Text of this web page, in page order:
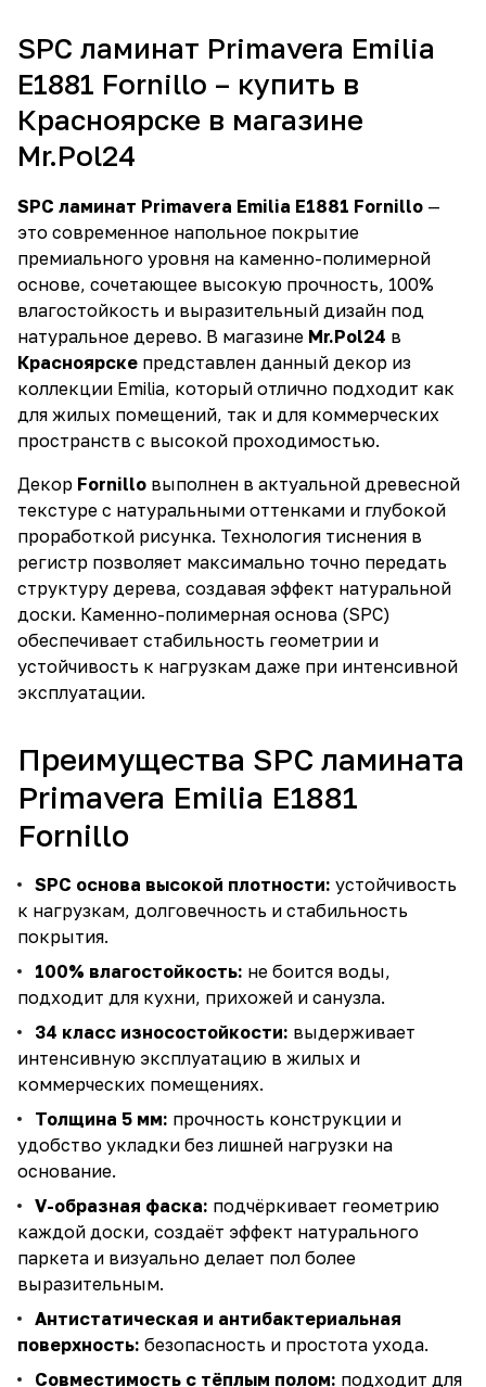
SPC ламинат Primavera Emilia
E1881 Fornillo – купить в
Красноярске в магазине
Mr.Pol24
SPC ламинат Primavera Emilia E1881 Fornillo —
это современное напольное покрытие
премиального уровня на каменно-полимерной
основе, сочетающее высокую прочность, 100%
влагостойкость и выразительный дизайн под
натуральное дерево. В магазине Mr.Pol24 в
Красноярске представлен данный декор из
коллекции Emilia, который отлично подходит как
для жилых помещений, так и для коммерческих
пространств с высокой проходимостью.
Декор Fornillo выполнен в актуальной древесной
текстуре с натуральными оттенками и глубокой
проработкой рисунка. Технология тиснения в
регистр позволяет максимально точно передать
структуру дерева, создавая эффект натуральной
доски. Каменно-полимерная основа (SPC)
обеспечивает стабильность геометрии и
устойчивость к нагрузкам даже при интенсивной
эксплуатации.
Преимущества SPC ламината
Primavera Emilia E1881
Fornillo
SPC основа высокой плотности: устойчивость
к нагрузкам, долговечность и стабильность
покрытия.
100% влагостойкость: не боится воды,
подходит для кухни, прихожей и санузла.
34 класс износостойкости: выдерживает
интенсивную эксплуатацию в жилых и
коммерческих помещениях.
Толщина 5 мм: прочность конструкции и
удобство укладки без лишней нагрузки на
основание.
V-образная фаска: подчёркивает геометрию
каждой доски, создаёт эффект натурального
паркета и визуально делает пол более
выразительным.
Антистатическая и антибактериальная
поверхность: безопасность и простота ухода.
Совместимость с тёплым полом: подходит для